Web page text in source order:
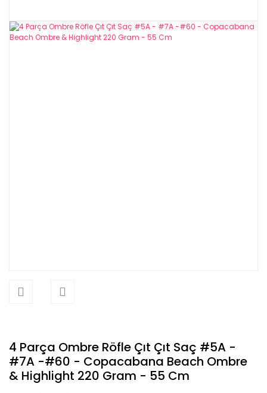
4 Parça Ombre Röfle Çıt Çıt Saç #5A -
#7A -#60 - Copacabana Beach Ombre
& Highlight 220 Gram - 55 Cm